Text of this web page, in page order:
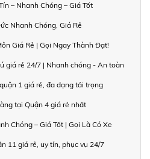
– Nhanh Chóng – Giá Tốt
Nhanh Chóng, Giá Rẻ
Giá Rẻ | Gọi Ngay Thành Đạt!
giá rẻ 24/7 | Nhanh chóng - An toàn
1 giá rẻ, đa dạng tải trọng
tại Quận 4 giá rẻ nhất
Chóng – Giá Tốt | Gọi Là Có Xe
11 giá rẻ, uy tín, phục vụ 24/7